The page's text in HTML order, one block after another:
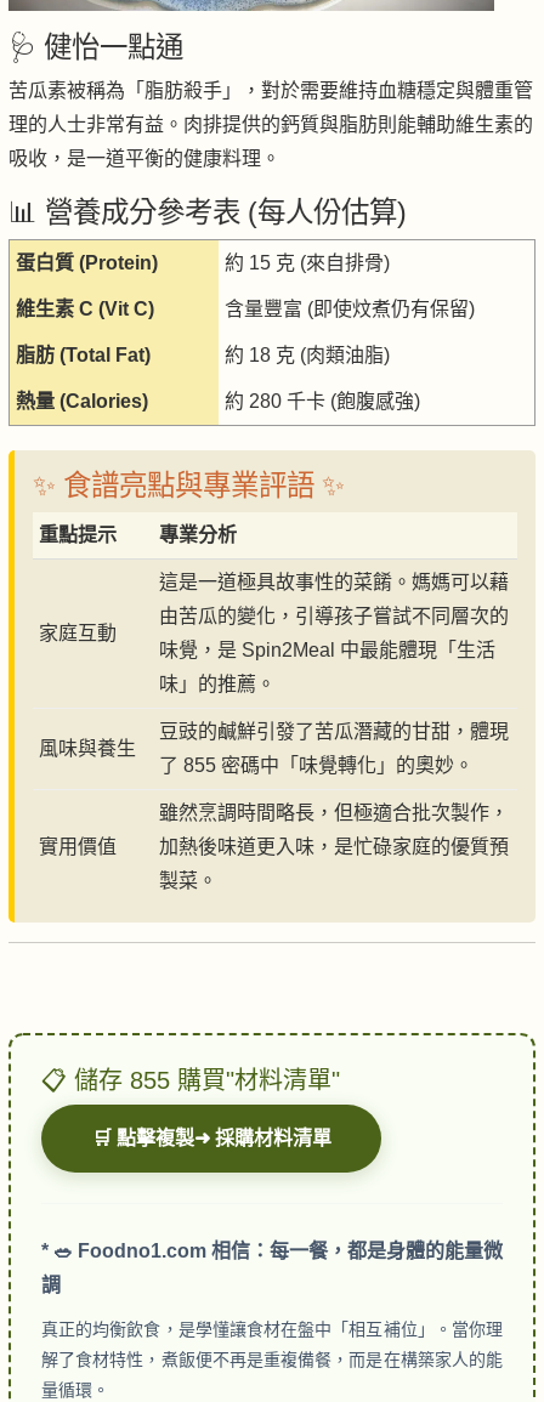
🩺 健怡一點通
苦瓜素被稱為「脂肪殺手」，對於需要維持血糖穩定與體重管
理的人士非常有益。肉排提供的鈣質與脂肪則能輔助維生素的
吸收，是一道平衡的健康料理。
📊 營養成分參考表 (每人份估算)
蛋白質 (Protein) 約 15 克 (來自排骨)
維生素 C (Vit C) 含量豐富 (即使炆煮仍有保留)
脂肪 (Total Fat) 約 18 克 (肉類油脂)
熱量 (Calories) 約 280 千卡 (飽腹感強)
✨ 食譜亮點與專業評語 ✨
重點提示 專業分析
家庭互動
這是一道極具故事性的菜餚。媽媽可以藉
由苦瓜的變化，引導孩子嘗試不同層次的
味覺，是 Spin2Meal 中最能體現「生活
味」的推薦。
風味與養生
豆豉的鹹鮮引發了苦瓜潛藏的甘甜，體現
了 855 密碼中「味覺轉化」的奧妙。
實用價值
雖然烹調時間略長，但極適合批次製作，
加熱後味道更入味，是忙碌家庭的優質預
製菜。
📋 儲存 855 購買"材料清單"
🛒 點擊複製➜ 採購材料清單
* 🥗 Foodno1.com 相信：每一餐，都是身體的能量微
調
真正的均衡飲食，是學懂讓食材在盤中「相互補位」。當你理
解了食材特性，煮飯便不再是重複備餐，而是在構築家人的能
量循環。